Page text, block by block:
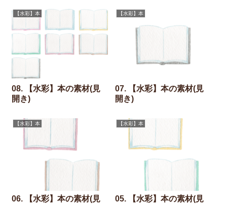
【水彩】本
08. 【水彩】本の素材(見
開き)
【水彩】本
07. 【水彩】本の素材(見
開き)
【水彩】本
06. 【水彩】本の素材(見
【水彩】本
05. 【水彩】本の素材(見